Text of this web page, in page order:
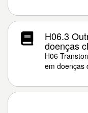
H06.3
doenças
H06
em doenças